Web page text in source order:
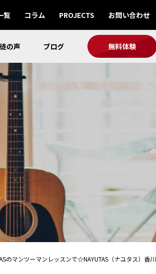
覧 コラム PROJECTS お問い合わせ
の声 ブログ 無料体験
のマンツーマンレッスンで☆NAYUTAS（ナユタス）香川